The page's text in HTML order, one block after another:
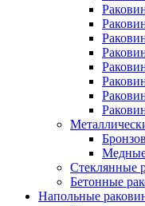
Стеклянные
Бетонные
Напольные